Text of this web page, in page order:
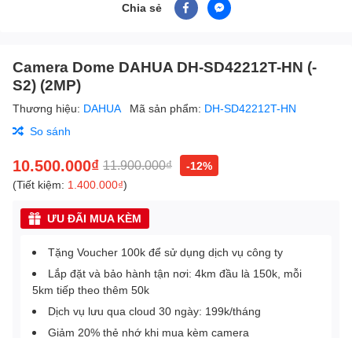
Chia sẻ
Camera Dome DAHUA DH-SD42212T-HN (-
S2) (2MP)
Thương hiệu: DAHUA Mã sản phẩm: DH-SD42212T-HN
So sánh
10.500.000₫ 11.900.000₫
-12%
(Tiết kiệm: 1.400.000₫)
ƯU ĐÃI MUA KÈM
Tặng Voucher 100k để sử dụng dịch vụ công ty
Lắp đặt và bảo hành tận nơi: 4km đầu là 150k, mỗi
5km tiếp theo thêm 50k
Dịch vụ lưu qua cloud 30 ngày: 199k/tháng
Giảm 20% thẻ nhớ khi mua kèm camera